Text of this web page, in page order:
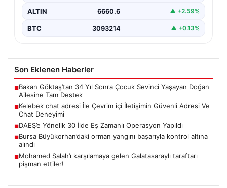
ALTIN 6660.6 ▲ +2.59%
BTC 3093214 ▲ +0.13%
Son Eklenen Haberler
■Bakan Göktaş’tan 34 Yıl Sonra Çocuk Sevinci Yaşayan Doğan
Ailesine Tam Destek
■Kelebek chat adresi İle Çevrim içi İletişimin Güvenli Adresi Ve
Chat Deneyimi
■DAEŞ’e Yönelik 30 İlde Eş Zamanlı Operasyon Yapıldı
■Bursa Büyükorhan’daki orman yangını başarıyla kontrol altına
alındı
■Mohamed Salah’ı karşılamaya gelen Galatasaraylı taraftarı
pişman ettiler!